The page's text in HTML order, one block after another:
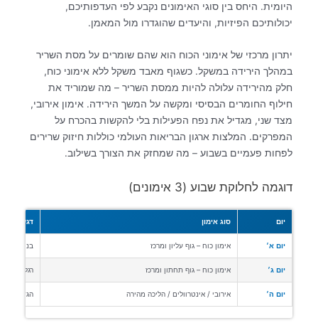
היומית. היחס בין סוגי האימונים נקבע לפי העדפותיכם,
יכולותיכם הפיזיות, והיעדים שהוגדרו מול המאמן.
יתרון מרכזי של אימוני הכוח הוא שהם שומרים על מסת השריר
במהלך הירידה במשקל. כשגוף מאבד משקל ללא אימוני כוח,
חלק מהירידה עלולה להיות ממסת השריר – מה שמוריד את
חילוף החומרים הבסיסי ומקשה על המשך הירידה. אימון אירובי,
מצד שני, מגדיל את נפח הפעילות בלי להקשות בהכרח על
המפרקים. המלצות ארגון הבריאות העולמי כוללות חיזוק שרירים
לפחות פעמיים בשבוע – מה שמחזק את הצורך בשילוב.
דוגמה לחלוקת שבוע (3 אימונים)
יום סוג אימון דגש עיקרי
יום א׳ אימון כוח – גוף עליון ומרכז בניית
יום ג׳ אימון כוח – גוף תחתון ומרכז רגליים,
יום ה׳ אירובי / אינטרוולים / הליכה מהירה הגדלת